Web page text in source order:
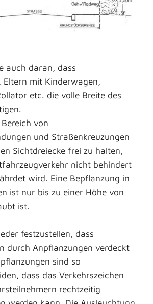
auch daran, dass
Eltern mit Kinderwagen,
etc. die volle Breite des
von
und Straßenkreuzungen
Sichtdreiecke frei zu halten,
nicht behindert
wird. Eine Bepflanzung in
ist nur bis zu einer Höhe von
ist.
festzustellen, dass
durch Anpflanzungen verdeckt
sind so
dass das Verkehrszeichen
rechtzeitig